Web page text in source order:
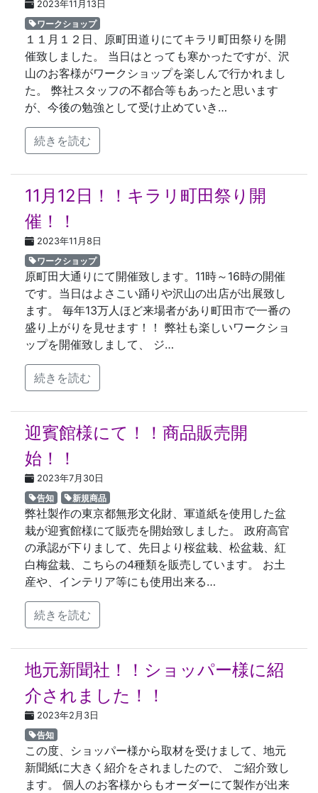
2023年11月13日
ワークショップ
１１月１２日、原町田道りにてキラリ町田祭りを開
催致しました。 当日はとっても寒かったですが、沢
山のお客様がワークショップを楽しんで行かれまし
た。 弊社スタッフの不都合等もあったと思います
が、今後の勉強として受け止めていき…
続きを読む
11月12日！！キラリ町田祭り開
催！！
2023年11月8日
ワークショップ
原町田大通りにて開催致します。11時～16時の開催
です。当日はよさこい踊りや沢山の出店が出展致し
ます。 毎年13万人ほど来場者があり町田市で一番の
盛り上がりを見せます！！ 弊社も楽しいワークショ
ップを開催致しまして、 ジ…
続きを読む
迎賓館様にて！！商品販売開
始！！
2023年7月30日
告知
新規商品
弊社製作の東京都無形文化財、軍道紙を使用した盆
栽が迎賓館様にて販売を開始致しました。 政府高官
の承認が下りまして、先日より桜盆栽、松盆栽、紅
白梅盆栽、こちらの4種類を販売しています。 お土
産や、インテリア等にも使用出来る…
続きを読む
地元新聞社！！ショッパー様に紹
介されました！！
2023年2月3日
告知
この度、ショッパー様から取材を受けまして、地元
新聞紙に大きく紹介をされましたので、 ご紹介致し
ます。 個人のお客様からもオーダーにて製作が出来